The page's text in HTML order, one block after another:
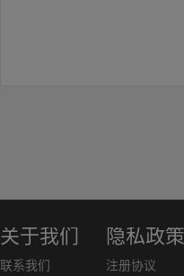
关于我们
联系我们
隐私政
注册协议